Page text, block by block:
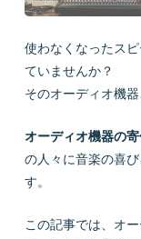
プライ
使わなくなったス
ていませんか？
そのオーディオ機
オーディオ機器の
の人々に音楽の喜
す。
この記事では、オ